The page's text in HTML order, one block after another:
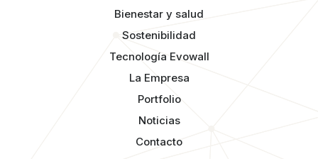
Bienestar y salud
Sostenibilidad
Tecnología Evowall
La Empresa
Portfolio
Noticias
Contacto